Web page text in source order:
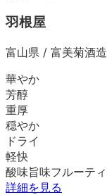
羽根屋
富山県 / 富美菊酒造
華やか
芳醇
重厚
穏やか
ドライ
軽快
酸味旨味フルーティ
詳細を見る